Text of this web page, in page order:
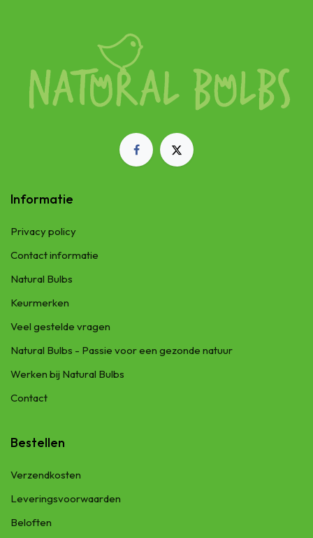
Informatie
Privacy policy
Contact informatie
Natural Bulbs
Keurmerken
Veel gestelde vragen
Natural Bulbs - Passie voor een gezonde natuur
Werken bij Natural Bulbs
Contact
Bestellen
Verzendkosten
Leveringsvoorwaarden
Beloften